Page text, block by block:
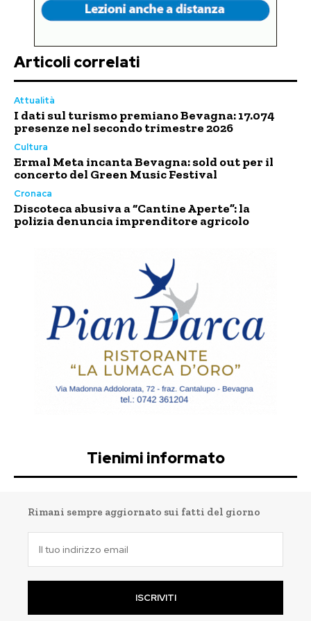
Articoli correlati
Attualità
I dati sul turismo premiano Bevagna: 17.074
presenze nel secondo trimestre 2026
Cultura
Ermal Meta incanta Bevagna: sold out per il
concerto del Green Music Festival
Cronaca
Discoteca abusiva a “Cantine Aperte”: la
polizia denuncia imprenditore agricolo
Tienimi informato
Rimani sempre aggiornato sui fatti del giorno
ISCRIVITI